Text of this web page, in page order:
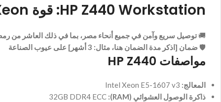
HP Z440 Workstation: قوة Xeon وذاكرة 32GB لتلبية احتياجاتك الاحترافية
🚚 توصيل سريع وآمن في جميع أنحاء مصر، بما في ذلك العاشر من
🛡️ضمان [اذكر مدة الضمان هنا، مثال: 3 أشهر] على عيوب الصناعة
مواصفات HP Z440
المعالج:
ذاكرة الوصول العشوائي (RAM):